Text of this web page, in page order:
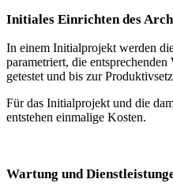
Initiales Einrichten des
In einem Initialprojekt werden
parametriert, die
getestet und bis zur
Für das Initialprojekt und die
entstehen einmalige Kosten.
Wartung und